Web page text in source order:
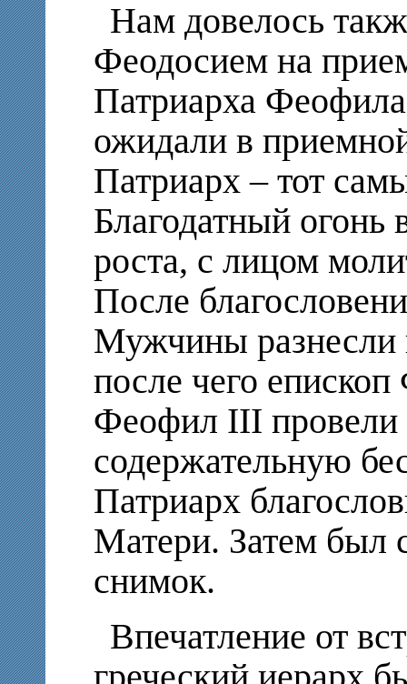
Нам довелось
Феодосием на
Патриарха
ожидали в
Патриарх – тот
Благодатный огонь
роста, с лицом
После
Мужчины разнесли
после чего
Феофил III провели
содержательную
Патриарх
Матери. Затем был
снимок.
Впечатление от